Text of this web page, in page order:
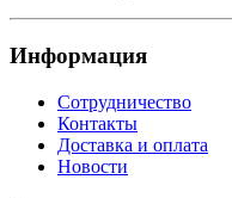
Информация
Сотрудничество
Контакты
Доставка и оплата
Новости